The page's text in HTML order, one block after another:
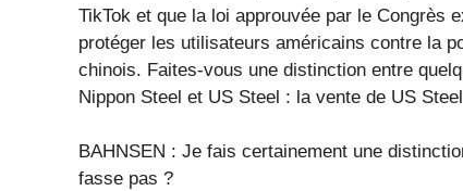
TikTok et que la loi approuvée par le Congrès
protéger les utilisateurs américains contre la
chinois. Faites-vous une distinction entre
Nippon Steel et US Steel : la vente de US
BAHNSEN : Je fais certainement une
fasse pas ?